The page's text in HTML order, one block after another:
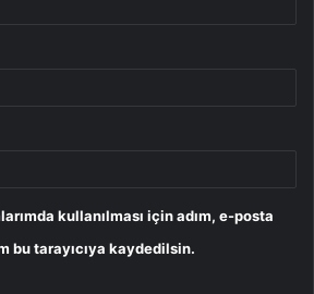
kullanılması için adım, e-posta
bu tarayıcıya kaydedilsin.